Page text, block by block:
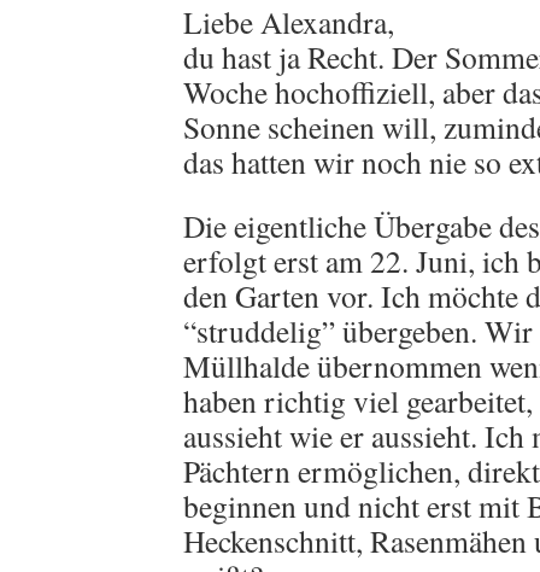
Liebe Alexandra,
du hast ja Recht. Der
Woche hochoffiziell, aber
Sonne scheinen will,
das hatten wir noch nie so
Die eigentliche Übergabe
erfolgt erst am 22. Juni, ich
den Garten vor. Ich möchte
“struddelig” übergeben. Wir
Müllhalde übernommen
haben richtig viel gearbeitet,
aussieht wie er aussieht. Ich
Pächtern ermöglichen,
beginnen und nicht erst mit
Heckenschnitt,